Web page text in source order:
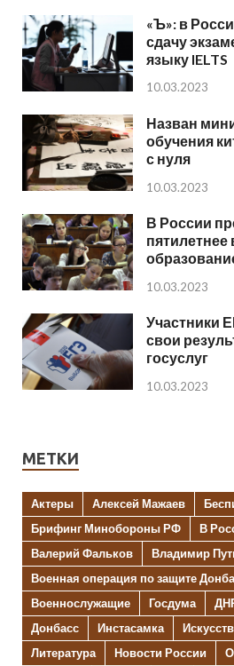
«Ъ»: в
сдачу
языку IELTS
10.03.2023
Назван
обучения
с нуля
10.03.2023
В России
10.03.2023
Участники
свои
госуслуг
10.03.2023
МЕТКИ
Актеры Алексей Мажаев
Брифинг Минобороны РФ
В
Валерий Фальков
Владимир
Военная операция по защите
Военнослужащие
Госдума
Донбасс
Инстасамка
Литература
Новости России